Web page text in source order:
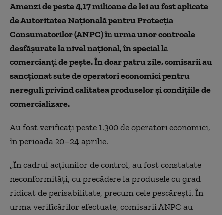
Amenzi de peste 4,17 milioane de lei au fost aplicate
de Autoritatea Naţională pentru Protecţia
Consumatorilor (ANPC) în urma unor controale
desfăşurate la nivel naţional, în special la
comercianţi de peşte. În doar patru zile, comisarii au
sancţionat sute de operatori economici pentru
nereguli privind calitatea produselor şi condiţiile de
comercializare.
Au fost verificaţi peste 1.300 de operatori economici,
în perioada 20–24 aprilie.
„În cadrul acţiunilor de control, au fost constatate
neconformităţi, cu precădere la produsele cu grad
ridicat de perisabilitate, precum cele pescăreşti. În
urma verificărilor efectuate, comisarii ANPC au